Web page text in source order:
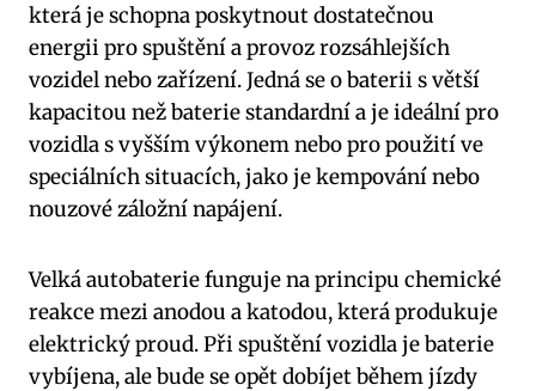
která ‍je ​schopna poskytnout dostatečnou⁣
energii pro spuštění ​a⁢ provoz​ rozsáhlejších
vozidel nebo⁤ zařízení. Jedná se o ⁢baterii s větší
kapacitou než baterie ⁢standardní ⁤a je ideální ⁤pro
vozidla s vyšším ⁢výkonem ⁢nebo⁤ pro použití ve
speciálních situacích, jako je ‍kempování nebo
nouzové záložní napájení.
Velká autobaterie ​funguje na principu chemické
reakce mezi ⁢anodou⁤ a⁤ katodou, která produkuje‌
elektrický proud.⁣ Při spuštění vozidla je baterie
⁢vybíjena, ale bude se opět dobíjet během‌ jízdy